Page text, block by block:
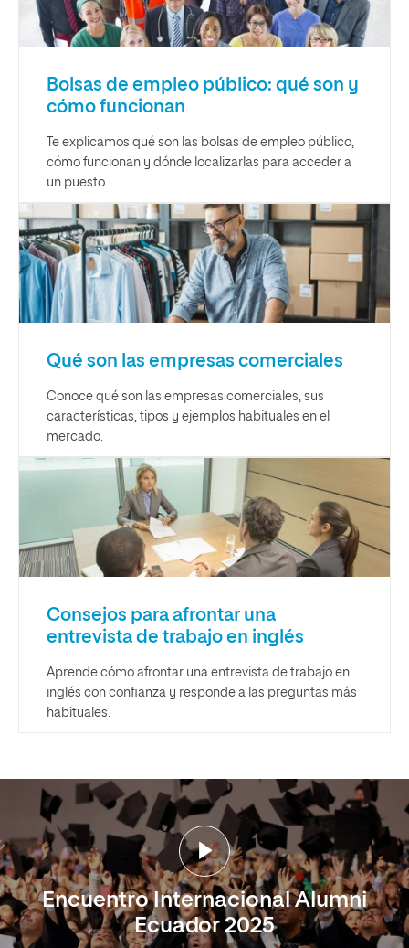
Bolsas de empleo público: qué son y
cómo funcionan
Te explicamos qué son las bolsas de empleo público,
cómo funcionan y dónde localizarlas para acceder a
un puesto.
Qué son las empresas comerciales
Conoce qué son las empresas comerciales, sus
características, tipos y ejemplos habituales en el
mercado.
Consejos para afrontar una
entrevista de trabajo en inglés
Aprende cómo afrontar una entrevista de trabajo en
inglés con confianza y responde a las preguntas más
habituales.
Encuentro Internacional Alumni
Ecuador 2025